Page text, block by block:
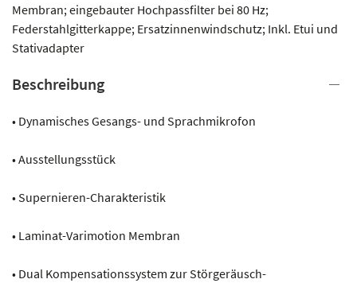
Membran; eingebauter Hochpassfilter bei 80 Hz;
Federstahlgitterkappe; Ersatzinnenwindschutz; Inkl. Etui und
Stativadapter
Beschreibung
• Dynamisches Gesangs- und Sprachmikrofon
• Ausstellungsstück
• Supernieren-Charakteristik
• Laminat-Varimotion Membran
• Dual Kompensationssystem zur Störgeräusch-